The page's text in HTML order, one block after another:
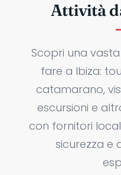
Attività
Scopri una
fare a Ibiza:
catamarano,
escursioni e
con fornitori
sicurezza e